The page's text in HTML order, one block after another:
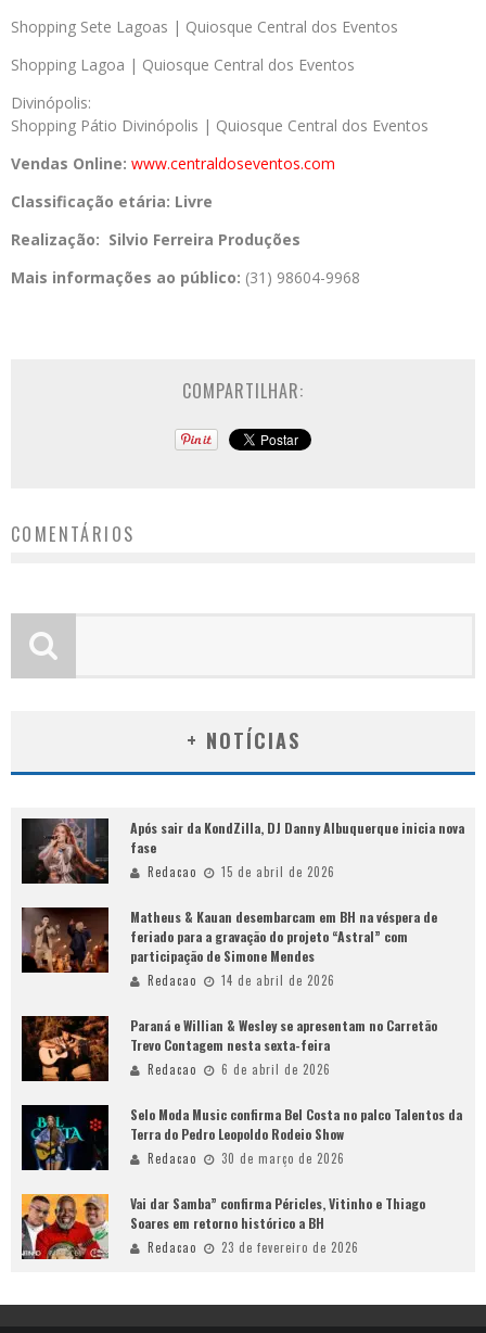
Shopping Sete Lagoas | Quiosque Central dos Eventos
Shopping Lagoa | Quiosque Central dos Eventos
Divinópolis:
Shopping Pátio Divinópolis | Quiosque Central dos Eventos
Vendas Online: www.centraldoseventos.com
Classificação etária: Livre
Realização: Silvio Ferreira Produções
Mais informações ao público: (31) 98604-9968
COMPARTILHAR:
COMENTÁRIOS
+ NOTÍCIAS
Após sair da KondZilla, DJ Danny Albuquerque inicia nova
fase
Redacao 15 de abril de 2026
Matheus & Kauan desembarcam em BH na véspera de
feriado para a gravação do projeto “Astral” com
participação de Simone Mendes
Redacao 14 de abril de 2026
Paraná e Willian & Wesley se apresentam no Carretão
Trevo Contagem nesta sexta-feira
Redacao 6 de abril de 2026
Selo Moda Music confirma Bel Costa no palco Talentos da
Terra do Pedro Leopoldo Rodeio Show
Redacao 30 de março de 2026
Vai dar Samba” confirma Péricles, Vitinho e Thiago
Soares em retorno histórico a BH
Redacao 23 de fevereiro de 2026